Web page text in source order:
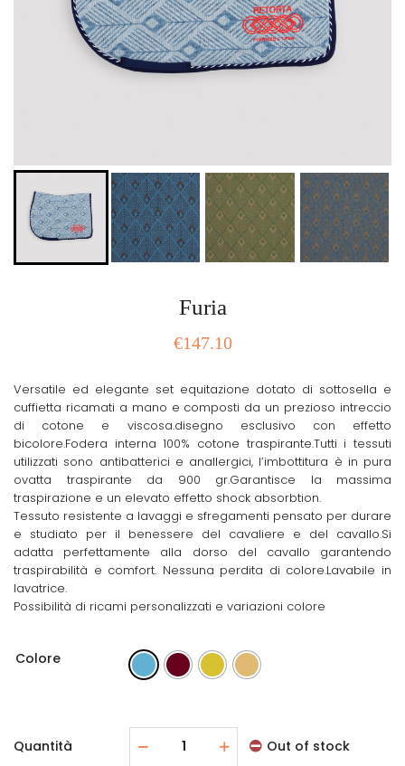
Furia
€147.10
Versatile ed elegante set equitazione dotato di sottosella e
cuffietta ricamati a mano e composti da un prezioso intreccio
di cotone e viscosa.disegno esclusivo con effetto
bicolore.Fodera interna 100% cotone traspirante.Tutti i tessuti
utilizzati sono antibatterici e anallergici, l’imbottitura è in pura
ovatta traspirante da 900 gr.Garantisce la massima
traspirazione e un elevato effetto shock absorbtion.
Tessuto resistente a lavaggi e sfregamenti pensato per durare
e studiato per il benessere del cavaliere e del cavallo.Si
adatta perfettamente alla dorso del cavallo garantendo
traspirabilità e comfort. Nessuna perdita di colore.Lavabile in
lavatrice.
Possibilità di ricami personalizzati e variazioni colore
Colore
Quantità Out of stock